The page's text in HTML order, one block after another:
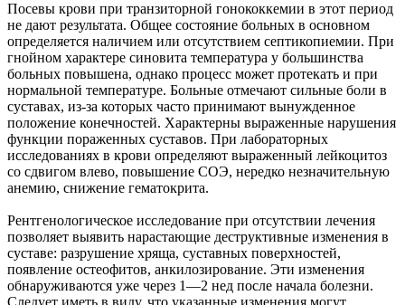
Посевы крови при транзиторной гонококкемии в этот период
не дают результата. Общее состояние больных в основном
определяется наличием или отсутствием септикопиемии. При
гнойном характере синовита температура у большинства
больных повышена, однако процесс может протекать и при
нормальной температуре. Больные отмечают сильные боли в
суставах, из-за которых часто принимают вынужденное
положение конечностей. Характерны выраженные нарушения
функции пораженных суставов. При лабораторных
исследованиях в крови определяют выраженный лейкоцитоз
со сдвигом влево, повышение СОЭ, нередко незначительную
анемию, снижение гематокрита.
Рентгенологическое исследование при отсутствии лечения
позволяет выявить нарастающие деструктивные изменения в
суставе: разрушение хряща, суставных поверхностей,
появление остеофитов, анкилозирование. Эти изменения
обнаруживаются уже через 1—2 нед после начала болезни.